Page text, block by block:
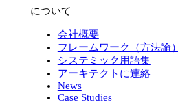
について
会社概要
フレームワーク（方法論）
システミック用語集
アーキテクトに連絡
News
Case Studies